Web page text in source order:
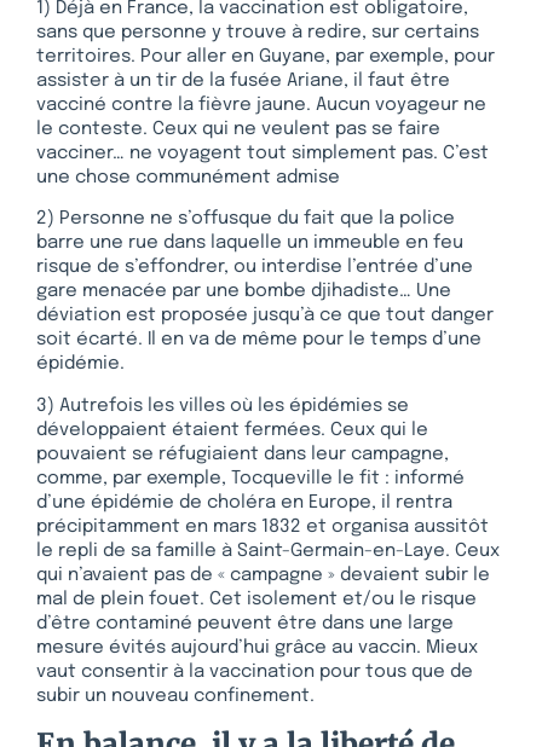
1) Déjà en France, la vaccination est obligatoire,
sans que personne y trouve à redire, sur certains
territoires. Pour aller en Guyane, par exemple, pour
assister à un tir de la fusée Ariane, il faut être
vacciné contre la fièvre jaune. Aucun voyageur ne
le conteste. Ceux qui ne veulent pas se faire
vacciner… ne voyagent tout simplement pas. C’est
une chose communément admise
2) Personne ne s’offusque du fait que la police
barre une rue dans laquelle un immeuble en feu
risque de s’effondrer, ou interdise l’entrée d’une
gare menacée par une bombe djihadiste… Une
déviation est proposée jusqu’à ce que tout danger
soit écarté. Il en va de même pour le temps d’une
épidémie.
3) Autrefois les villes où les épidémies se
développaient étaient fermées. Ceux qui le
pouvaient se réfugiaient dans leur campagne,
comme, par exemple, Tocqueville le fit : informé
d’une épidémie de choléra en Europe, il rentra
précipitamment en mars 1832 et organisa aussitôt
le repli de sa famille à Saint-Germain-en-Laye. Ceux
qui n’avaient pas de « campagne » devaient subir le
mal de plein fouet. Cet isolement et/ou le risque
d’être contaminé peuvent être dans une large
mesure évités aujourd’hui grâce au vaccin. Mieux
vaut consentir à la vaccination pour tous que de
subir un nouveau confinement.